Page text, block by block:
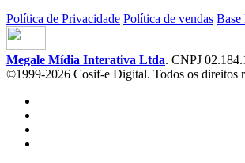
Política de Privacidade Política de vendas Base
Megale Mídia Interativa Ltda. CNPJ
©1999-2026 Cosif-e Digital. Todos os direitos